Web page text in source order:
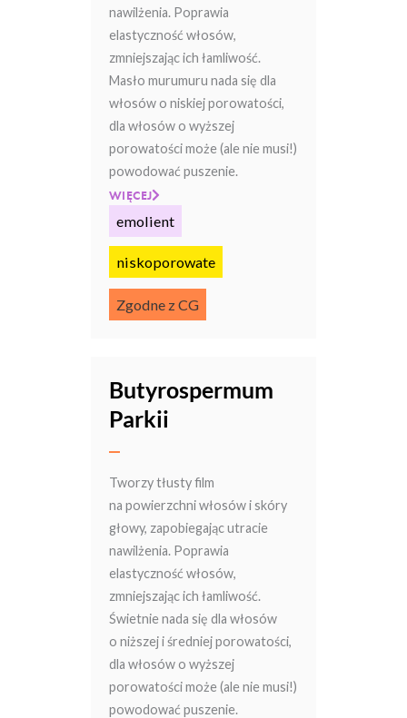
nawilżenia. Poprawia
elastyczność włosów,
zmniejszając ich łamliwość.
Masło murumuru nada się dla
włosów o niskiej porowatości,
dla włosów o wyższej
porowatości może (ale nie musi!)
powodować puszenie.
WIĘCEJ
emolient
niskoporowate
Zgodne z CG
Butyrospermum
Parkii
Tworzy tłusty film
na powierzchni włosów i skóry
głowy, zapobiegając utracie
nawilżenia. Poprawia
elastyczność włosów,
zmniejszając ich łamliwość.
Świetnie nada się dla włosów
o niższej i średniej porowatości,
dla włosów o wyższej
porowatości może (ale nie musi!)
powodować puszenie.